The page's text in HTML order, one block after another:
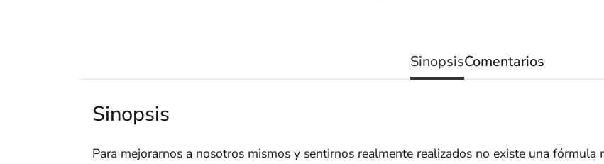
SinopsisComentarios
Sinopsis
Para mejorarnos a nosotros mismos y sentirnos realmente realizados no existe una fórmula